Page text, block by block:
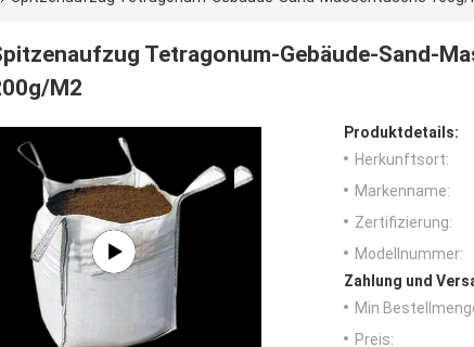
Tetragonum-Gebäude-Sand-
M2
Produktdetails:
Herkunftsort:
Markenname:
Zertifizierung:
Modellnummer:
Zahlung und
Min
Preis: